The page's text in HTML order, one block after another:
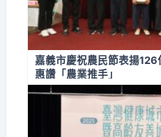
嘉義市慶祝農民節表揚
惠讚「農業推手」